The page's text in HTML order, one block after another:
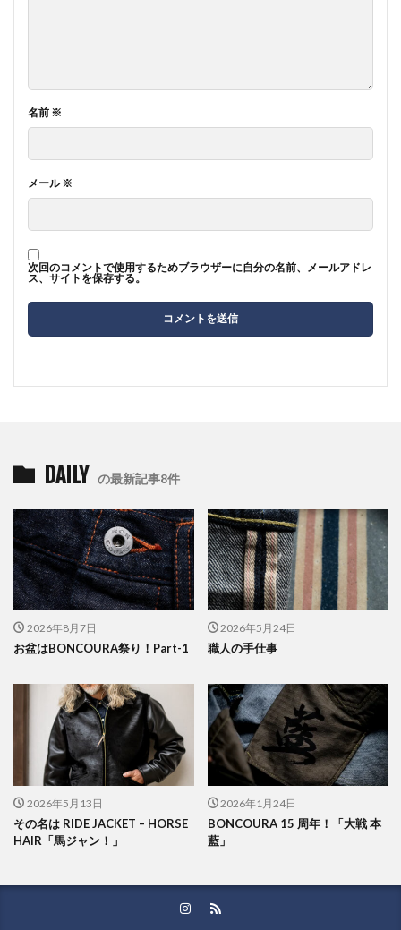
名前 ※
メール※
次回のコメントで使用するためブラウザーに自分の名前、メールアドレ
ス、サイトを保存する。
DAILY の最新記事8件
2026年8月7日
お盆はBONCOURA祭り！Part-1
2026年5月24日
職人の手仕事
2026年5月13日
その名は RIDE JACKET – HORSE
HAIR「馬ジャン！」
2026年1月24日
BONCOURA 15 周年！「大戦 本
藍」